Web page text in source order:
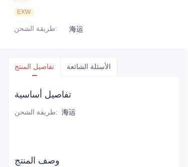
EXW
طريقة الشحن: 海运
تفاصيل المنتج الأسئلة الشائعة
تفاصيل أساسية
طريقة الشحن: 海运
وصف المنتج